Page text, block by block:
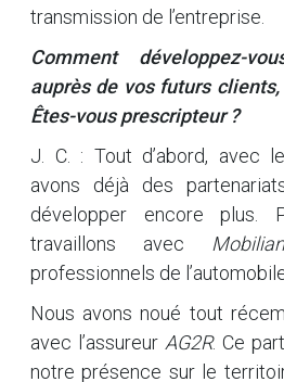
transmission de l’entreprise.
Comment développez-
auprès de vos futurs
Êtes-vous prescripteur ?
J. C. : Tout d’abord, avec
avons déjà des
développer encore plus.
travaillons avec
professionnels de
Nous avons noué tout
avec l’assureur AG2R. Ce
notre présence sur le